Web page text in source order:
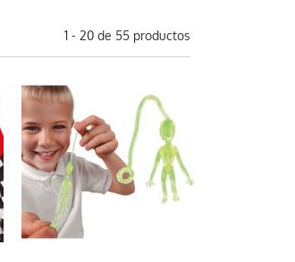
1 - 20 de 55 productos